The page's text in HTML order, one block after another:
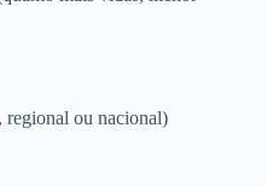
regional ou nacional)